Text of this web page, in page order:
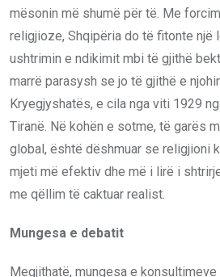
mësonin më shumë për të. Me
religjioze, Shqipëria do të fitonte një
ushtrimin e ndikimit mbi të gjithë
marrë parasysh se jo të gjithë e
Kryegjyshatës, e cila nga viti 1929
Tiranë. Në kohën e sotme, të garës
global, është dëshmuar se religjioni
mjeti më efektiv dhe më i lirë i
me qëllim të caktuar realist.
Mungesa e debatit
Megjithatë, mungesa e